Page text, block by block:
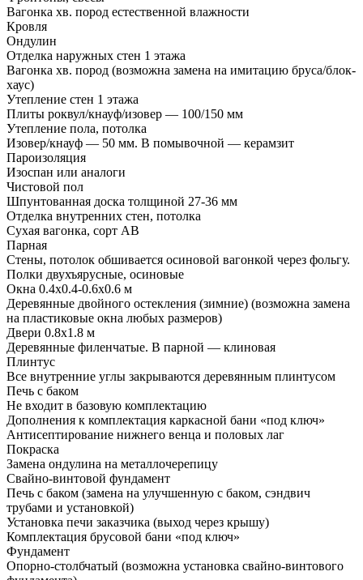
Вагонка хв. пород естественной влажности
Кровля
Ондулин
Отделка наружных стен 1 этажа
Вагонка хв. пород (возможна замена на имитацию бруса/блок-
хаус)
Утепление стен 1 этажа
Плиты роквул/кнауф/изовер — 100/150 мм
Утепление пола, потолка
Изовер/кнауф — 50 мм. В помывочной — керамзит
Пароизоляция
Изоспан или аналоги
Чистовой пол
Шпунтованная доска толщиной 27-36 мм
Отделка внутренних стен, потолка
Сухая вагонка, сорт АВ
Парная
Стены, потолок обшивается осиновой вагонкой через фольгу.
Полки двухъярусные, осиновые
Окна 0.4х0.4-0.6х0.6 м
Деревянные двойного остекления (зимние) (возможна замена
на пластиковые окна любых размеров)
Двери 0.8х1.8 м
Деревянные филенчатые. В парной — клиновая
Плинтус
Все внутренние углы закрываются деревянным плинтусом
Печь с баком
Не входит в базовую комплектацию
Дополнения к комплектация каркасной бани «под ключ»
Антисептирование нижнего венца и половых лаг
Покраска
Замена ондулина на металлочерепицу
Свайно-винтовой фундамент
Печь с баком (замена на улучшенную с баком, сэндвич
трубами и установкой)
Установка печи заказчика (выход через крышу)
Комплектация брусовой бани «под ключ»
Фундамент
Опорно-столбчатый (возможна установка свайно-винтового